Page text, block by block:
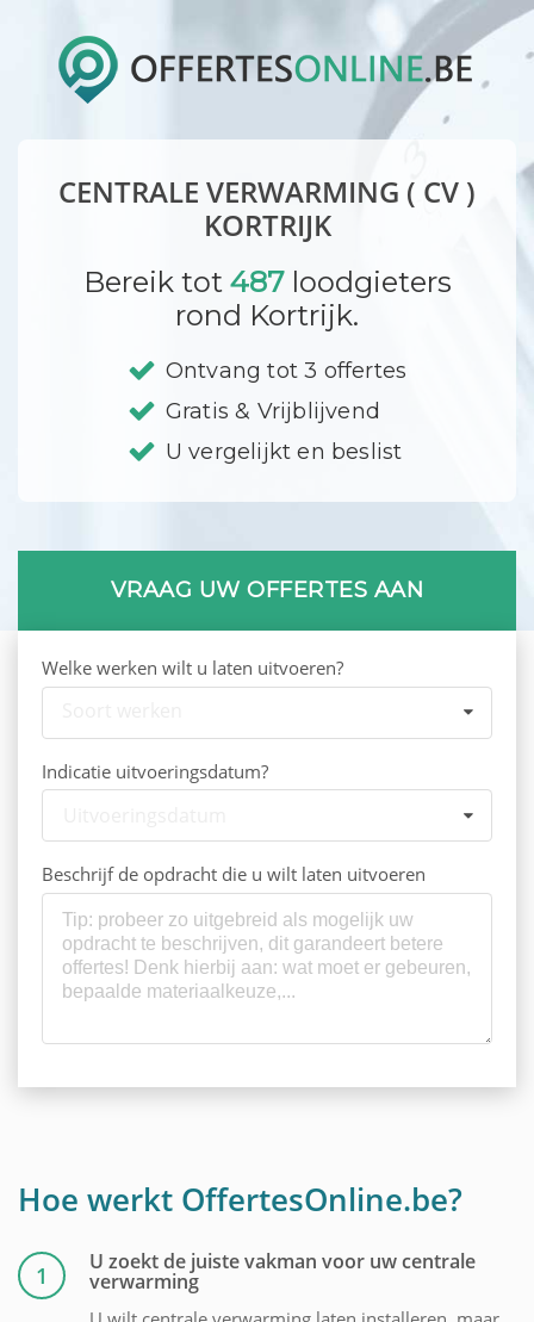
CENTRALE VERWARMING ( CV )
KORTRIJK
Bereik tot 487loodgieters
rond Kortrijk.
Ontvang tot 3 offertes
Gratis & Vrijblijvend
U vergelijkt en beslist
VRAAG UW OFFERTES AAN
Welke werken wilt u laten uitvoeren?
Indicatie uitvoeringsdatum?
Beschrijf de opdracht die u wilt laten uitvoeren
Hoe werkt OffertesOnline.be?
1 U zoekt de juiste vakman voor uw centrale
verwarming